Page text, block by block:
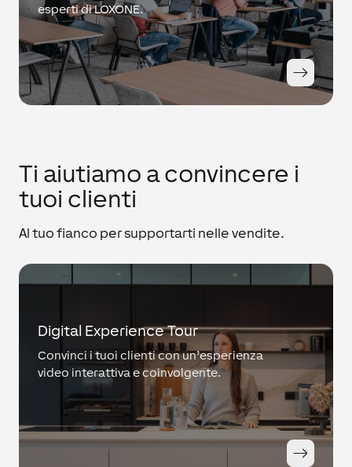
esperti di LOXONE.
Ti aiutiamo a convincere i
tuoi clienti
Al tuo fianco per supportarti nelle vendite.
Digital Experience Tour
Convinci i tuoi clienti con un’esperienza
video interattiva e coinvolgente.